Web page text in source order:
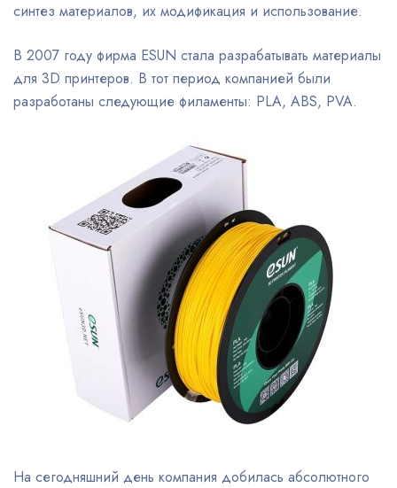
синтез материалов, их модификация и использование.
В 2007 году фирма ESUN стала разрабатывать материалы
для 3D принтеров. В тот период компанией были
разработаны следующие филаменты: PLA, ABS, PVA.
На сегодняшний день компания добилась абсолютного